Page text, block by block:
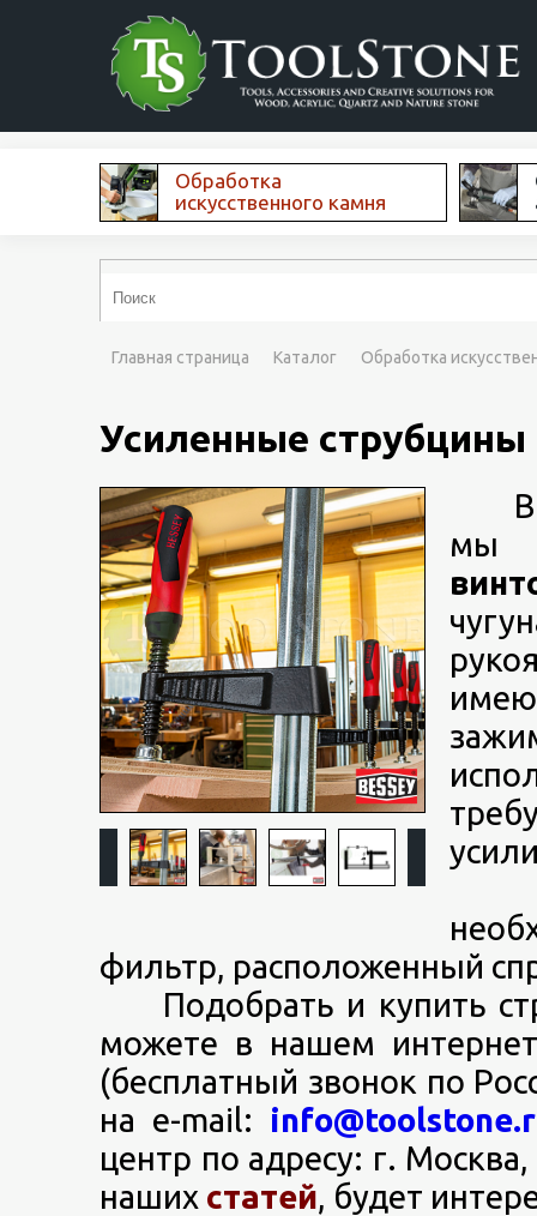
Обработка
искусственного камня
Главная страница Каталог Обработка
Усиленные струбцины
мы
фильтр, расположенный
Подобрать и купить
можете в нашем
(бесплатный звонок по
на e-mail:
центр по адресу: г.
наших статей, будет